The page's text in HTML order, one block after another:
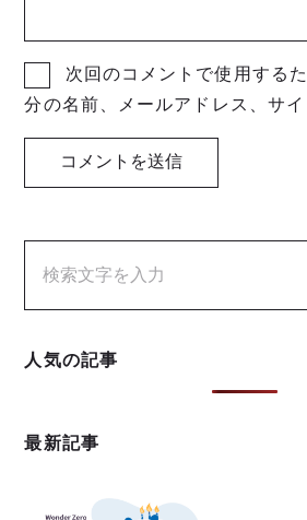
次回のコメントで使用する
分の名前、メールアドレス、サイ
人気の記事
最新記事